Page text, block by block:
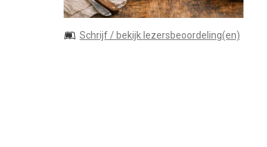
Schrijf / bekijk lezersbeoordeling(en)